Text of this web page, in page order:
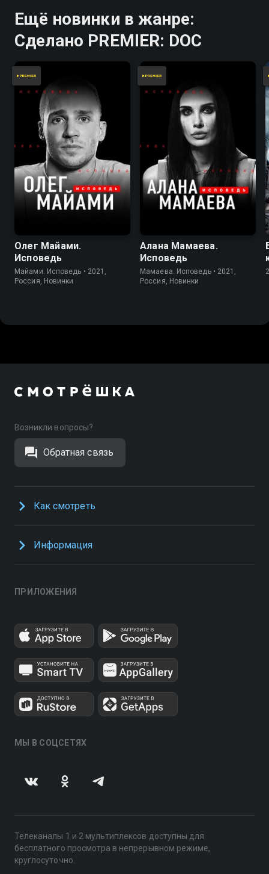
Ещё новинки в жанре:
Сделано PREMIER: DOC
Олег Майами.
Исповедь
Майами. Исповедь • 2021,
Россия, Новинки
Алана Мамаева.
Исповедь
Мамаева. Исповедь • 2021,
Россия, Новинки
Возникли вопросы?
Обратная связь
Как смотреть
Информация
ПРИЛОЖЕНИЯ
МЫ В СОЦСЕТЯХ
Телеканалы 1 и 2 мультиплексов доступны для
бесплатного просмотра в непрерывном режиме,
круглосуточно.